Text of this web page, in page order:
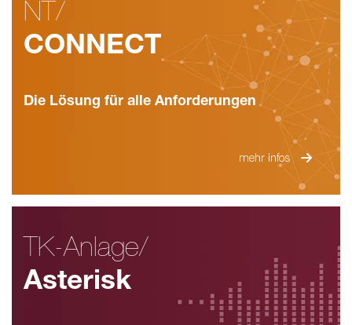
NT/
CONNECT
Die Lösung für alle Anforderungen
mehr infos
TK-Anlage/
Asterisk